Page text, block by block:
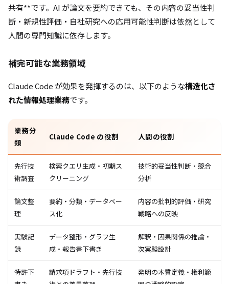
共有**です。AI が論文を要約できても、その内容の妥当性判
断・新規性評価・自社研究への応用可能性判断は依然として
人間の専門知識に依存します。
補完可能な業務領域
Claude Code が効果を発揮するのは、以下のような構造化さ
れた情報処理業務です。
業務分
類
Claude Code の役割 人間の役割
先行技
術調査
検索クエリ生成・初期ス
クリーニング
技術的妥当性判断・競合
分析
論文整
理
要約・分類・データベー
ス化
内容の批判的評価・研究
戦略への反映
実験記
録
データ整形・グラフ生
成・報告書下書き
解釈・因果関係の推論・
次実験設計
特許下
請求項ドラフト・先行技
発明の本質定義・権利範